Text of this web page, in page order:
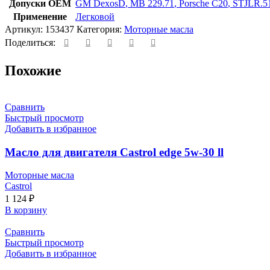
Допуски OEM GM DexosD, MB 229.71 , Porsche C20,
Применение
Легковой
Артикул: 153437 Категория: Моторные масла
Поделиться:
Похожие
Сравнить
Быстрый просмотр
Добавить в избранное
Масло для двигателя Castrol edge 5w-30 ll
Моторные масла
Castrol
1 124 ₽
В корзину
Сравнить
Быстрый просмотр
Добавить в избранное